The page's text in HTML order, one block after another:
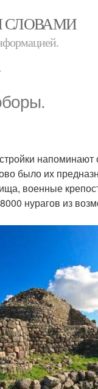
СЛОВАМИ
напоминают
было их
военные
нурагов из